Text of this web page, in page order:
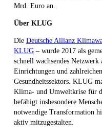
Mrd. Euro an.
Über KLUG
Die Deutsche Allianz
KLUG – wurde 2017 als
schnell wachsendes
Einrichtungen und
Gesundheitssektors. KLUG
Klima- und Umweltkrise für
befähigt insbesondere
notwendige Transformation
aktiv mitzugestalten.